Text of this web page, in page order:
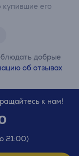
купившие его
добрые
об отзывах
к нам!
21:00)